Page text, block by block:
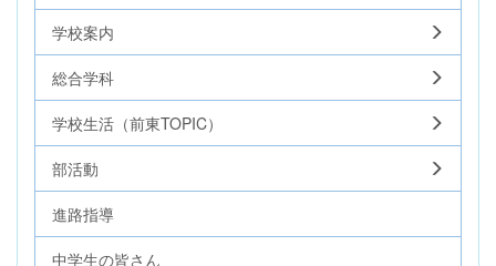
学校案内
総合学科
学校生活（前東TOPIC）
部活動
進路指導
中学生の皆さん